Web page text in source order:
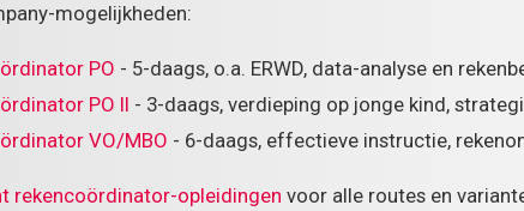
mogelijkheden:
PO - 5-daags, o.a. ERWD, data-analyse en
PO II - 3-daags, verdieping op jonge kind,
VO/MBO - 6-daags, effectieve instructie,
rekencoördinator-opleidingen voor alle routes en